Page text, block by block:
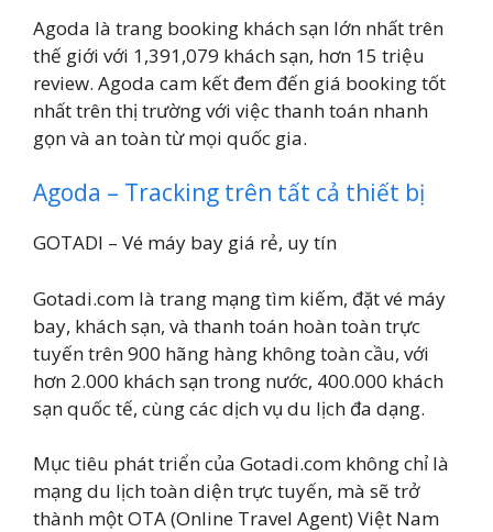
Agoda là trang booking khách sạn lớn nhất trên
thế giới với 1,391,079 khách sạn, hơn 15 triệu
review. Agoda cam kết đem đến giá booking tốt
nhất trên thị trường với việc thanh toán nhanh
gọn và an toàn từ mọi quốc gia.
Agoda – Tracking trên tất cả thiết bị
GOTADI – Vé máy bay giá rẻ, uy tín
Gotadi.com là trang mạng tìm kiếm, đặt vé máy
bay, khách sạn, và thanh toán hoàn toàn trực
tuyến trên 900 hãng hàng không toàn cầu, với
hơn 2.000 khách sạn trong nước, 400.000 khách
sạn quốc tế, cùng các dịch vụ du lịch đa dạng.
Mục tiêu phát triển của Gotadi.com không chỉ là
mạng du lịch toàn diện trực tuyến, mà sẽ trở
thành một OTA (Online Travel Agent) Việt Nam